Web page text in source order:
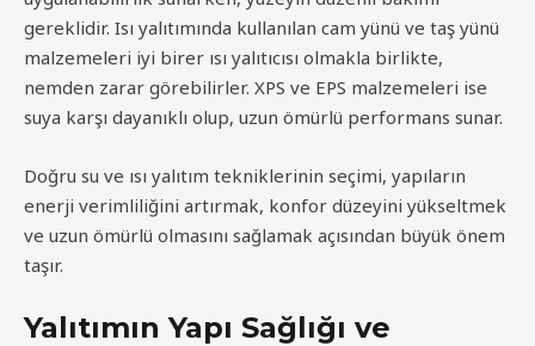
gereklidir. Isı yalıtımında kullanılan cam yünü ve taş yünü
malzemeleri iyi birer ısı yalıtıcısı olmakla birlikte,
nemden zarar görebilirler. XPS ve EPS malzemeleri ise
suya karşı dayanıklı olup, uzun ömürlü performans sunar.
Doğru su ve ısı yalıtım tekniklerinin seçimi, yapıların
enerji verimliliğini artırmak, konfor düzeyini yükseltmek
ve uzun ömürlü olmasını sağlamak açısından büyük önem
taşır.
Yalıtımın Yapı Sağlığı ve